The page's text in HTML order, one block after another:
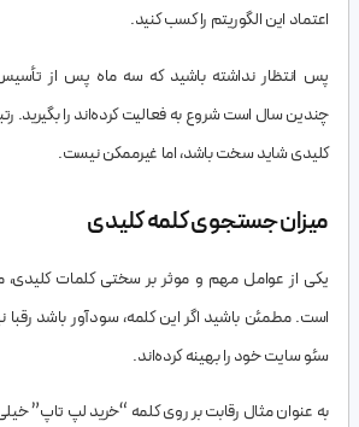
اعتماد این الگوریتم را کسب کنید.
پس انتظار نداشته باشید که سه ماه پس از
چندین سال است شروع به فعالیت کرده‌اند را بگیرید.
کلیدی شاید سخت باشد، اما غیرممکن نیست.
میزان جستجوی کلمه کلیدی
یکی از عوامل مهم و موثر بر سختی کلمات
است. مطمئن باشید اگر این کلمه، سودآور باشد رقبا
سئو سایت خود را بهینه کرده‌اند.
به عنوان مثال رقابت بر روی کلمه “خرید لپ تاپ”